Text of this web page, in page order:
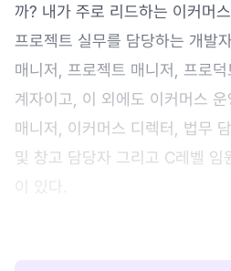
까? 내가 주로 리드하는 이커머
프로젝트 실무를 담당하는 개발
매니저, 프로젝트 매니저, 프로
계자이고, 이 외에도 이커머스
매니저, 이커머스 디렉터, 법무
및 창고 담당자 그리고 C레벨
이 있다.